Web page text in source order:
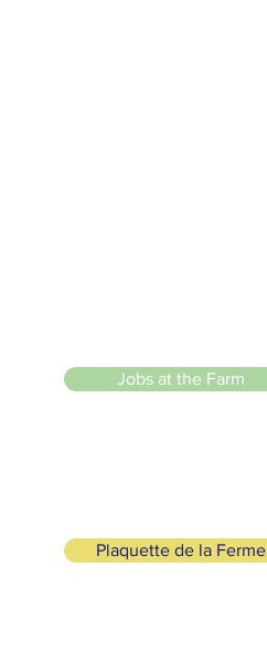
Jobs at the Farm
Plaquette de la Ferme